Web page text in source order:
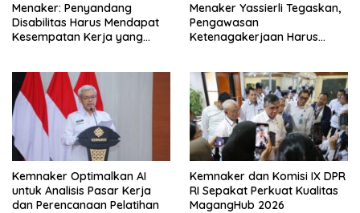
Menaker: Penyandang
Disabilitas Harus Mendapat
Kesempatan Kerja yang
Menaker Yassierli Tegaskan,
Pengawasan
Ketenagakerjaan Harus
Kemnaker Optimalkan AI
untuk Analisis Pasar Kerja
dan Perencanaan Pelatihan
Kemnaker dan Komisi IX DPR
RI Sepakat Perkuat Kualitas
MagangHub 2026